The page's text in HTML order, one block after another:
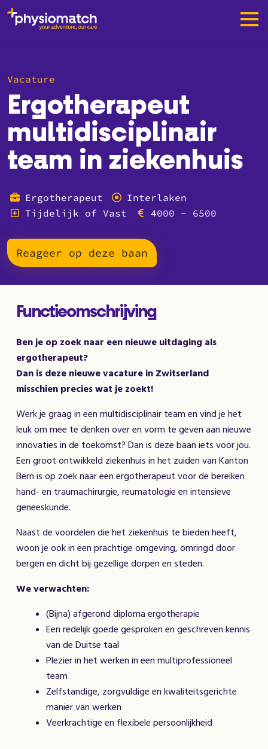
Vacature
Ergotherapeut
multidisciplinair
team in ziekenhuis
Ergotherapeut
Interlaken
Tijdelijk of Vast
4000 - 6500
Reageer op deze baan
Functieomschrijving
Ben je op zoek naar een nieuwe uitdaging als
ergotherapeut?
Dan is deze nieuwe vacature in Zwitserland
misschien precies wat je zoekt!
Werk je graag in een multidisciplinair team en vind je het
leuk om mee te denken over en vorm te geven aan nieuwe
innovaties in de toekomst? Dan is deze baan iets voor jou.
Een groot ontwikkeld ziekenhuis in het zuiden van Kanton
Bern is op zoek naar een ergotherapeut voor de bereiken
hand- en traumachirurgie, reumatologie en intensieve
geneeskunde.
Naast de voordelen die het ziekenhuis te bieden heeft,
woon je ook in een prachtige omgeving, omringd door
bergen en dicht bij gezellige dorpen en steden.
We verwachten:
(Bijna) afgerond diploma ergotherapie
Een redelijk goede gesproken en geschreven kennis
van de Duitse taal
Plezier in het werken in een multiprofessioneel
team
Zelfstandige, zorgvuldige en kwaliteitsgerichte
manier van werken
Veerkrachtige en flexibele persoonlijkheid